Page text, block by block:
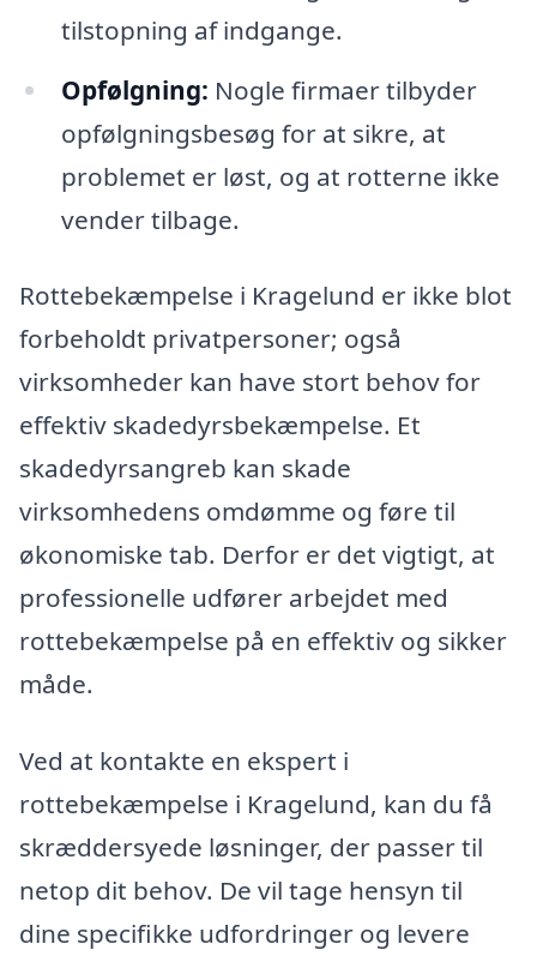
tilstopning af indgange.
Opfølgning: Nogle firmaer tilbyder
opfølgningsbesøg for at sikre, at
problemet er løst, og at rotterne ikke
vender tilbage.
Rottebekæmpelse i Kragelund er ikke blot
forbeholdt privatpersoner; også
virksomheder kan have stort behov for
effektiv skadedyrsbekæmpelse. Et
skadedyrsangreb kan skade
virksomhedens omdømme og føre til
økonomiske tab. Derfor er det vigtigt, at
professionelle udfører arbejdet med
rottebekæmpelse på en effektiv og sikker
måde.
Ved at kontakte en ekspert i
rottebekæmpelse i Kragelund, kan du få
skræddersyede løsninger, der passer til
netop dit behov. De vil tage hensyn til
dine specifikke udfordringer og levere